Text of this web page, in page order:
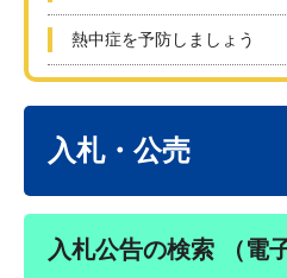
熱中症を予防しましょう
入札・公売
入札公告の検索 （電